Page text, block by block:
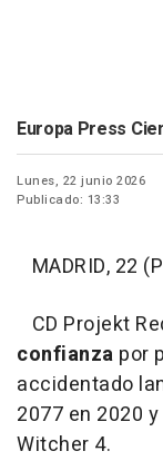
Europa Press
Lunes, 22 junio 2026
Publicado: 13:33
MADRID, 22
CD Projekt
confianza por
accidentado
2077 en 2020
Witcher 4.